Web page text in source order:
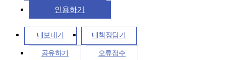
인용하기
내보내기 내책장담기
공유하기 오류접수